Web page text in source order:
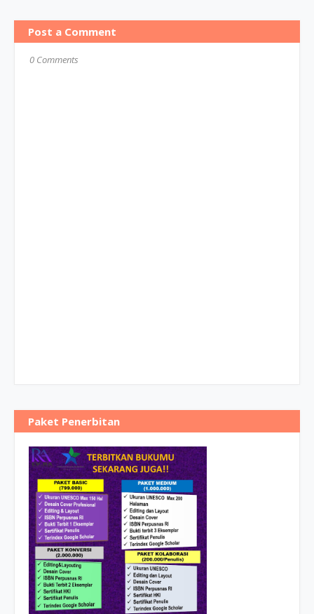
Post a Comment
0 Comments
Paket Penerbitan